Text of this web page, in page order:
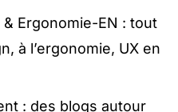
Ergonomie-EN : tout
à l’ergonomie, UX en
: des blogs autour